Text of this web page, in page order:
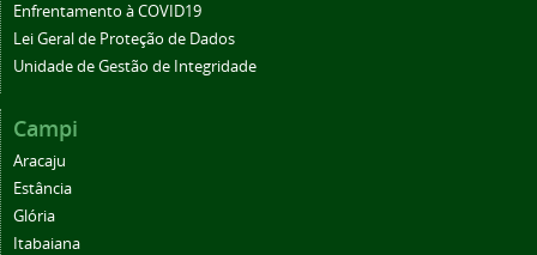
Enfrentamento à COVID19
Lei Geral de Proteção de Dados
Unidade de Gestão de Integridade
Campi
Aracaju
Estância
Glória
Itabaiana